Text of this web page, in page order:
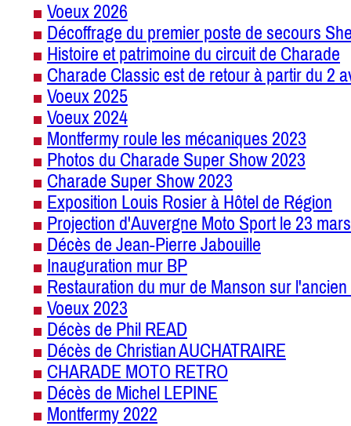
Voeux 2026
Décoffrage du premier poste de secours
Histoire et patrimoine du circuit de Charade
Charade Classic est de retour à partir du 2
Voeux 2025
Voeux 2024
Montfermy roule les mécaniques 2023
Photos du Charade Super Show 2023
Charade Super Show 2023
Exposition Louis Rosier à Hôtel de Région
Projection d'Auvergne Moto Sport le 23 mars
Décès de Jean-Pierre Jabouille
Inauguration mur BP
Restauration du mur de Manson sur
Voeux 2023
Décès de Phil READ
Décès de Christian AUCHATRAIRE
CHARADE MOTO RETRO
Décès de Michel LEPINE
Montfermy 2022